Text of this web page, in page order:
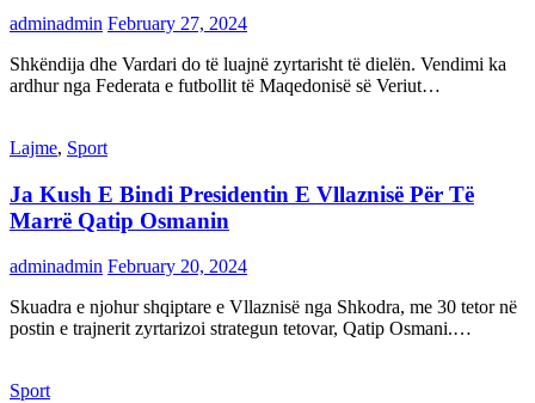
adminadmin February 27, 2024
Shkëndija dhe Vardari do të luajnë zyrtarisht të dielën. Vendimi ka
ardhur nga Federata e futbollit të Maqedonisë së Veriut…
Lajme, Sport
Ja Kush E Bindi Presidentin E Vllaznisë Për Të
Marrë Qatip Osmanin
adminadmin February 20, 2024
Skuadra e njohur shqiptare e Vllaznisë nga Shkodra, me 30 tetor në
postin e trajnerit zyrtarizoi strategun tetovar, Qatip Osmani.…
Sport